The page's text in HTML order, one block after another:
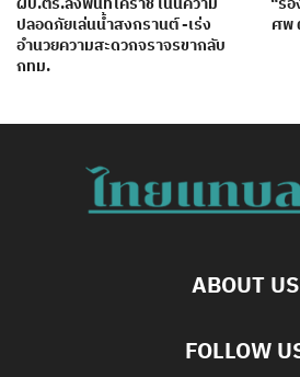
ปลอดภัยเล่นน้ำสงกรานต์ -​เร่ง
อำนวยความสะดวกจราจรขากลับ
กทม.
ศพ
ABOUT US
FOLLOW